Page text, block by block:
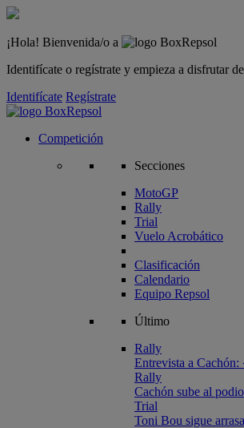
¡Hola! Bienvenida/o a
Identifícate o regístrate y empieza a disfrutar
Identifícate Regístrate
Competición
Secciones
MotoGP
Rally
Trial
Vuelo Acrobático
Clasificación
Calendario
Equipo Repsol
Último
Rally
Entrevista a Cachón:
Rally
Cachón sube al
Trial
Toni Bou sigue